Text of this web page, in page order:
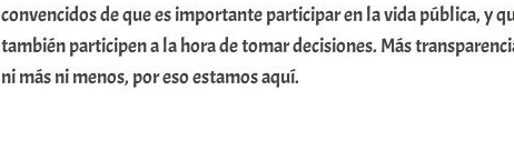
convencidos de que es importante participar en la vida pública, y
también participen a la hora de tomar decisiones. Más
ni más ni menos, por eso estamos aquí.